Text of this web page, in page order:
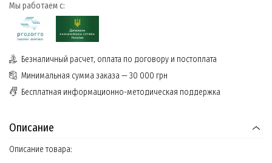
Мы работаем с:
Безналичный расчет, оплата по договору и постоплата
Минимальная сумма заказа — 30 000 грн
Бесплатная информационно-методическая поддержка
Описание
Описание товара: